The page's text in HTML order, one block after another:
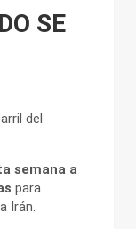
SE
del
semana a
para
Irán.